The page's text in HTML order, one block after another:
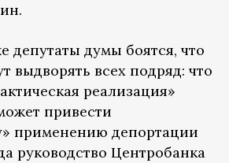
депутаты думы боятся, что
выдворять всех подряд: что
реализация»
привести
применению депортации
руководство Центробанка